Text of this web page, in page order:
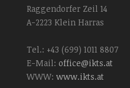
Raggendorfer Zeil 14
A-2223 Klein Harras
Tel.: +43 (699) 1011 8807
E-Mail: office@ikts.at
WWW: www.ikts.at